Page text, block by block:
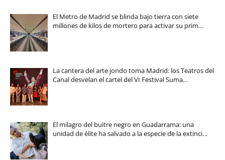
El Metro de Madrid se blinda bajo tierra con siete
millones de kilos de mortero para activar su prim…
La cantera del arte jondo toma Madrid: los Teatros del
Canal desvelan el cartel del VI Festival Suma…
El milagro del buitre negro en Guadarrama: una
unidad de élite ha salvado a la especie de la extinci…